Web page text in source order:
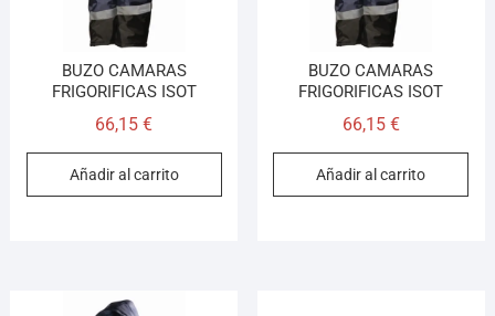
BUZO CAMARAS
FRIGORIFICAS ISOT
66,15€
Añadir al carrito
BUZO CAMARAS
FRIGORIFICAS ISOT
66,15 €
Añadir al carrito